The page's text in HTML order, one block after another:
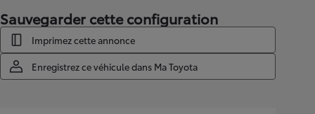
Sauvegarder cette configuration
Imprimez cette annonce
Enregistrez ce véhicule dans Ma Toyota